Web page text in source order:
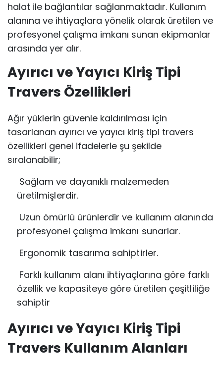
halat ile bağlantılar sağlanmaktadır. Kullanım
alanına ve ihtiyaçlara yönelik olarak üretilen ve
profesyonel çalışma imkanı sunan ekipmanlar
arasında yer alır.
Ayırıcı ve Yayıcı Kiriş Tipi
Travers Özellikleri
Ağır yüklerin güvenle kaldırılması için
tasarlanan ayırıcı ve yayıcı kiriş tipi travers
özellikleri genel ifadelerle şu şekilde
sıralanabilir;
Sağlam ve dayanıklı malzemeden
üretilmişlerdir.
Uzun ömürlü ürünlerdir ve kullanım alanında
profesyonel çalışma imkanı sunarlar.
Ergonomik tasarıma sahiptirler.
Farklı kullanım alanı ihtiyaçlarına göre farklı
özellik ve kapasiteye göre üretilen çeşitliliğe
sahiptir
Ayırıcı ve Yayıcı Kiriş Tipi
Travers Kullanım Alanları